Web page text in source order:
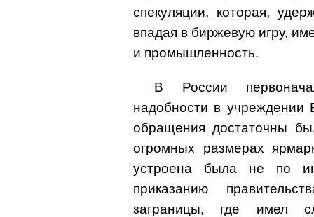
спекуляции, которая,
впадая в биржевую игру,
и промышленность.
В России
надобности в учреждении
обращения достаточны
огромных размерах
устроена была не по
приказанию
заграницы, где имел